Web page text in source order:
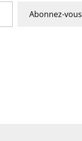
Abonnez-vous